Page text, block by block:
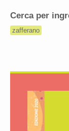
Cerca per
zafferano